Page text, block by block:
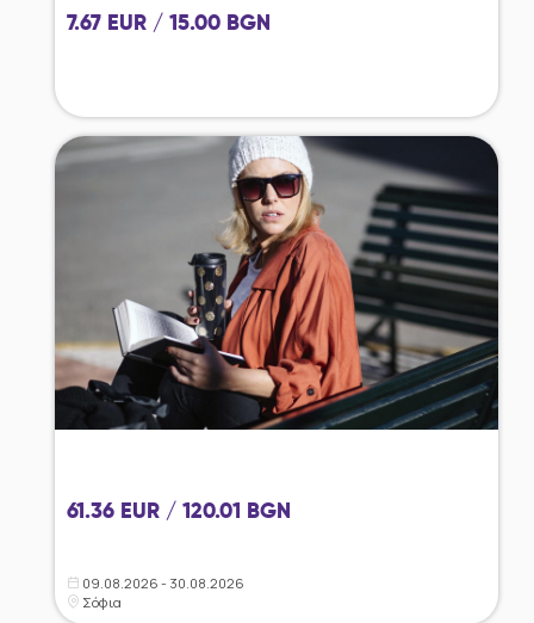
7.67 EUR / 15.00 BGN
61.36 EUR / 120.01 BGN
09.08.2026 - 30.08.2026
Σόφια